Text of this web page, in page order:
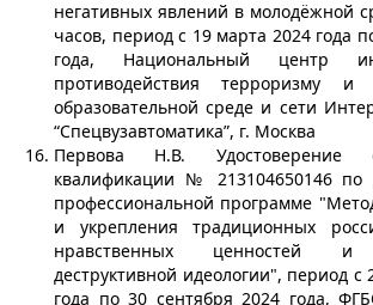
негативных явлений в молодёжной
часов, период с 19 марта 2024 года
года, Национальный центр
противодействия терроризму и
образовательной среде и сети
“Спецвузавтоматика”, г. Москва
Первова Н.В.
квалификации № 213104650146 по
профессиональной программе
и укрепления традиционных
нравственных ценностей и
деструктивной идеологии", период с
года по 30 сентября 2024 года,